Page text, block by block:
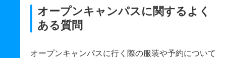
オープンキャンパスに関するよく
ある質問
オープンキャンパスに行く際の服装や予約について